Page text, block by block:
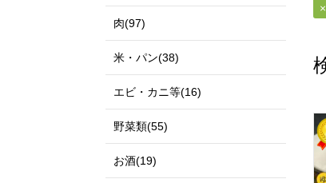
肉(97)
米・パン(38)
エビ・カニ等(16)
野菜類(55)
お酒(19)